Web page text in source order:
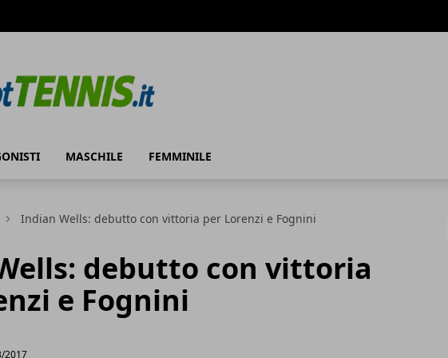
MASCHILE FEMMINILE
Indian Wells: debutto con vittoria per Lorenzi e Fognini
debutto con vittoria
e Fognini
2017